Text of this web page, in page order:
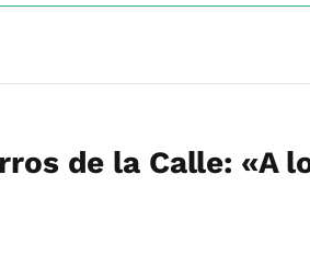
de la Calle: «A